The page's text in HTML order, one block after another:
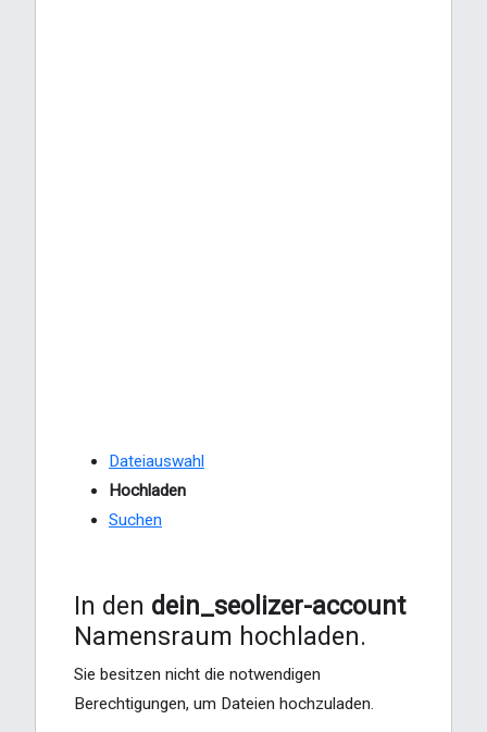
Dateiauswahl
Hochladen
Suchen
In den dein_seolizer-account
Namensraum hochladen.
Sie besitzen nicht die notwendigen
Berechtigungen, um Dateien hochzuladen.